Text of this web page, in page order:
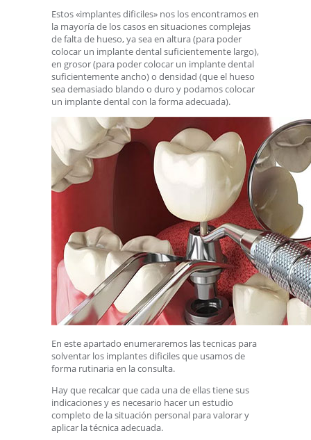
Estos «implantes dificiles» nos los encontramos en
la mayoría de los casos en situaciones complejas
de falta de hueso, ya sea en altura (para poder
colocar un implante dental suficientemente largo),
en grosor (para poder colocar un implante dental
suficientemente ancho) o densidad (que el hueso
sea demasiado blando o duro y podamos colocar
un implante dental con la forma adecuada).
En este apartado enumeraremos las tecnicas para
solventar los implantes dificiles que usamos de
forma rutinaria en la consulta.
Hay que recalcar que cada una de ellas tiene sus
indicaciones y es necesario hacer un estudio
completo de la situación personal para valorar y
aplicar la técnica adecuada.